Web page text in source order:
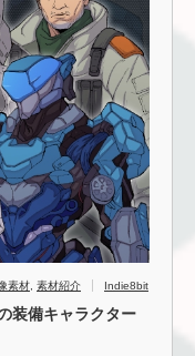
素材 素材紹介 Indie8bit
装備キャラクター